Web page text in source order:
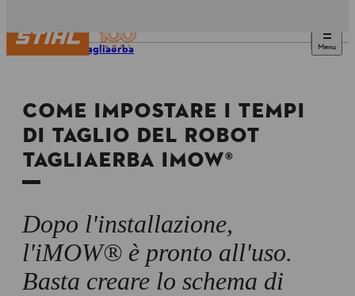
Menu
Robot tagliaerba
COME IMPOSTARE I TEMPI
DI TAGLIO DEL ROBOT
TAGLIAERBA IMOW®
Dopo l'installazione,
l'iMOW® è pronto all'uso.
Basta creare lo schema di